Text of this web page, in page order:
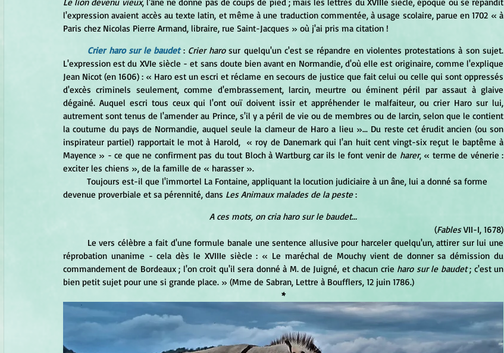
l'expression avaient accès au texte latin, et même à une traduction commentée, à usage scolaire, parue en 1702 « à
Paris chez Nicolas Pierre Armand, libraire, rue Saint-Jacques » où j'ai pris ma citation !
Crier haro sur le baudet : Crier haro sur quelqu'un c'est se répandre en violentes protestations à son sujet.
L'expression est du XVIe siècle - et sans doute bien avant en Normandie, d'où elle est originaire, comme l'explique
Jean Nicot (en 1606) : « Haro est un escri et réclame en secours de justice que fait celui ou celle qui sont oppressés
d'excès criminels seulement, comme d'embrassement, larcin, meurtre ou éminent péril par assaut à glaive
dégainé. Auquel escri tous ceux qui l'ont ouï doivent issir et appréhender le malfaiteur, ou crier Haro sur lui,
autrement sont tenus de l'amender au Prince, s'il y a péril de vie ou de membres ou de larcin, selon que le contient
la coutume du pays de Normandie, auquel seule la clameur de Haro a lieu »... Du reste cet érudit ancien (ou son
inspirateur partiel) rapportait le mot à Harold,  « roy de Danemark qui l'an huit cent vingt-six reçut le baptême à
Mayence » - ce que ne confirment pas du tout Bloch à Wartburg car ils le font venir de harer, « terme de vénerie :
exciter les chiens », de la famille de « harasser ».
devenue proverbiale et sa pérennité, dans Les Animaux malades de la peste :
A ces mots, on cria haro sur le baudet...
(Fables VII-I, 1678)
réprobation unanime - cela dès le XVIIIe siècle : « Le maréchal de Mouchy vient de donner sa démission du
commandement de Bordeaux ; l'on croit qu'il sera donné à M. de Juigné, et chacun crie haro sur le baudet ; c'est un
bien petit sujet pour une si grande place. » (Mme de Sabran, Lettre à Boufflers, 12 juin 1786.)
*